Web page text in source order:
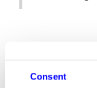
Consent